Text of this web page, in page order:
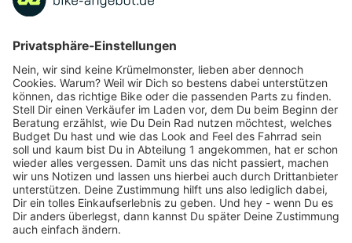
Beliebte Fahrrad-Kategorien
Marken-Highlights
TOP-Marken
ZAHLUNGSARTEN / RATENKAUF